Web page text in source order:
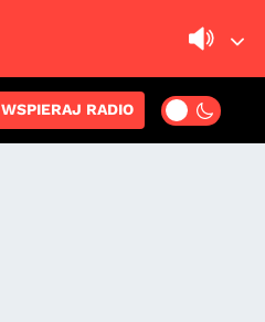
WSPIERAJ RADIO